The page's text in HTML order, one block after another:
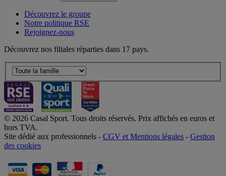
Découvrez le groupe
Notre politique RSE
Rejoignez-nous
Découvrez nos filiales réparties dans 17 pays.
© 2026 Casal Sport. Tous droits réservés. Prix affichés en euros et
hors TVA.
Site dédié aux professionnels - CGV et Mentions légales - Gestion
des cookies